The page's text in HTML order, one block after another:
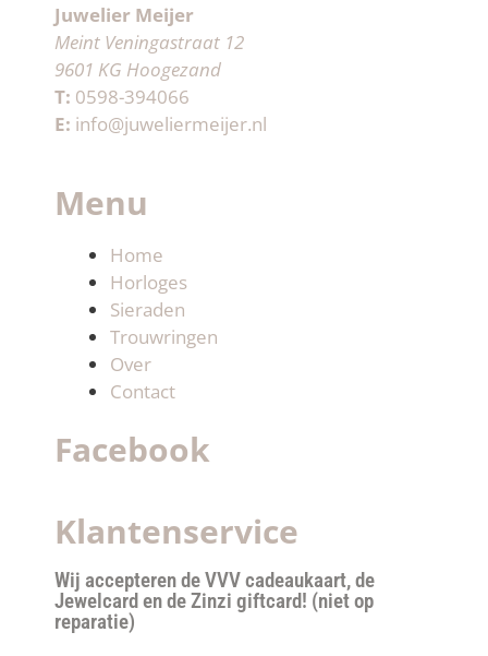
Juwelier Meijer
Meint Veningastraat 12
9601 KG Hoogezand
T: 0598-394066
E: info@juweliermeijer.nl
Menu
Home
Horloges
Sieraden
Trouwringen
Over
Contact
Facebook
Klantenservice
Wij accepteren de VVV cadeaukaart, de
Jewelcard en de Zinzi giftcard! (niet op
reparatie)